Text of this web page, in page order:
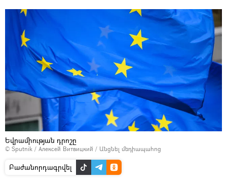
Եվրամիության դրոշը
© Sputnik / Алексей Витвицкий / Անցնել մեդիապահոց
Բաժանորդագրվել